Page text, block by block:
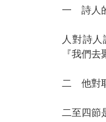
一
人對詩
『我們
二 他
二至四節